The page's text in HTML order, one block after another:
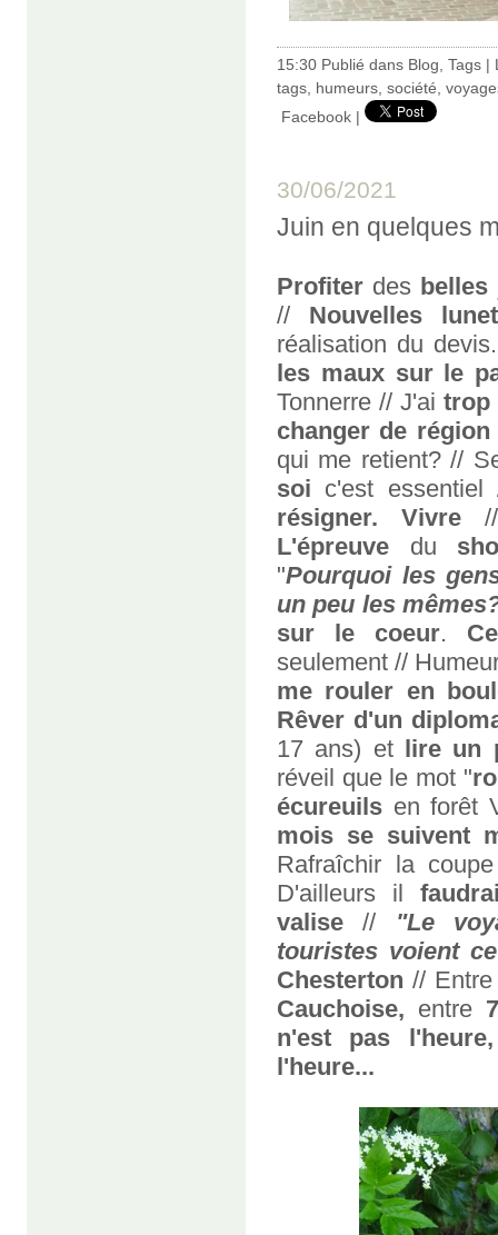
15:30 Publié dans Blog Tags |
tags humeurs société
Facebook |
30/06/2021
Juin en quelques
Profiter des belles
// Nouvelles
réalisation du
les maux sur le
Tonnerre // J'aitrop
changer de région
qui me retient? //
soi c'est
résigner. Vivre
L'épreuve du
"Pourquoi les
un peu les
sur le coeur.
seulement //
me rouler en
Rêver d'un
17 ans) et lire un
réveil que le mot "
écureuils en forêt
mois se suivent
Rafraîchir la
D'ailleurs il
valise // "Le
touristes voient
Chesterton//
Cauchoise, entre
n'est pas
l'heure...